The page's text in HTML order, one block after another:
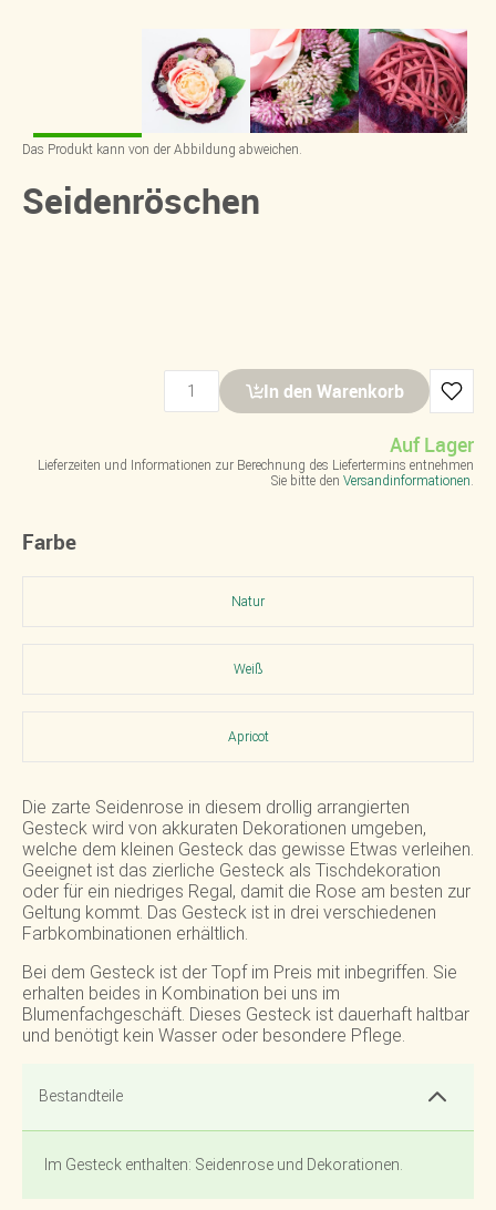
Das Produkt kann von der Abbildung abweichen.
Seidenröschen
In den Warenkorb
Auf Lager
Lieferzeiten und Informationen zur Berechnung des Liefertermins entnehmen
Sie bitte den Versandinformationen.
Farbe
Natur
Weiß
Apricot
Die zarte Seidenrose in diesem drollig arrangierten
Gesteck wird von akkuraten Dekorationen umgeben,
welche dem kleinen Gesteck das gewisse Etwas verleihen.
Geeignet ist das zierliche Gesteck als Tischdekoration
oder für ein niedriges Regal, damit die Rose am besten zur
Geltung kommt. Das Gesteck ist in drei verschiedenen
Farbkombinationen erhältlich.
Bei dem Gesteck ist der Topf im Preis mit inbegriffen. Sie
erhalten beides in Kombination bei uns im
Blumenfachgeschäft. Dieses Gesteck ist dauerhaft haltbar
und benötigt kein Wasser oder besondere Pflege.
Bestandteile
Im Gesteck enthalten: Seidenrose und Dekorationen.